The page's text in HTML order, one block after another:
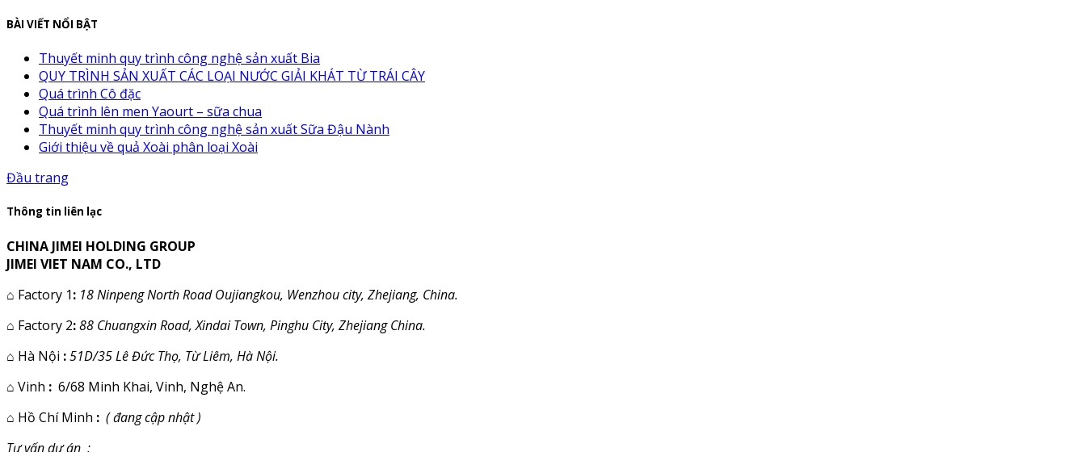
BÀI VIẾT NỔI BẬT
Thuyết minh quy trình công nghệ sản xuất Bia
QUY TRÌNH SẢN XUẤT CÁC LOẠI NƯỚC GIẢI KHÁT TỪ TRÁI CÂY
Quá trình Cô đặc
Quá trình lên men Yaourt – sữa chua
Thuyết minh quy trình công nghệ sản xuất Sữa Đậu Nành
Giới thiệu về quả Xoài phân loại Xoài
Đầu trang
Thông tin liên lạc
CHINA JIMEI HOLDING GROUP
JIMEI VIET NAM CO., LTD
⌂ Factory 1: 18 Ninpeng North Road Oujiangkou, Wenzhou city, Zhejiang, China.
⌂ Factory 2:88 Chuangxin Road, Xindai Town, Pinghu City, Zhejiang China.
⌂ Hà Nội :51D/35 Lê Đức Thọ, Từ Liêm, Hà Nội.
⌂ Vinh : 6/68 Minh Khai, Vinh, Nghệ An.
⌂ Hồ Chí Minh : ( đang cập nhật )
Tư vấn dự án :